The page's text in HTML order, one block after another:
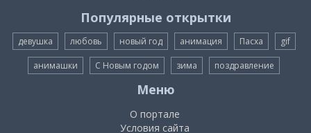
Популярные открытки
девушка любовь новый год анимация Пасха gif
анимашки С Новым годом зима поздравление
Меню
О портале
Условия сайта